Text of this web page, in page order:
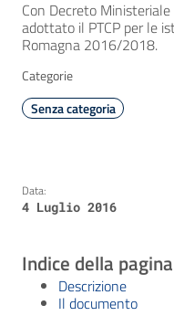
Con Decreto
adottato il PTCP per le
Romagna 2016/2018.
Categorie
Senza categoria
Data:
4 Luglio 2016
Indice della pagina
Descrizione
Il documento